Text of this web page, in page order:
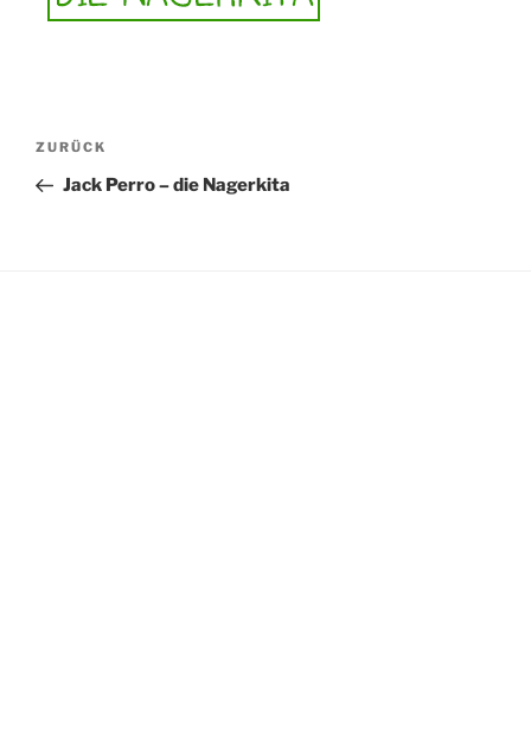
Beitragsnavigation
Vorheriger
Beitrag
ZURÜCK
Jack Perro – die Nagerkita